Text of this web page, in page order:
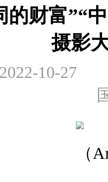
的财富”“
摄影
2022-10-